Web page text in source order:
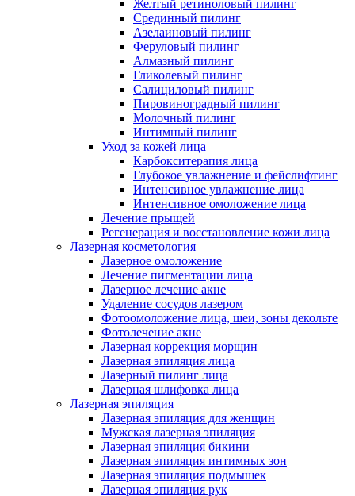
Желтый ретиноловый пилинг
Срединный пилинг
Азелаиновый пилинг
Феруловый пилинг
Алмазный пилинг
Гликолевый пилинг
Салициловый пилинг
Пировиноградный пилинг
Молочный пилинг
Интимный пилинг
Уход за кожей лица
Карбокситерапия лица
Глубокое увлажнение и фейслифтинг
Интенсивное увлажнение лица
Интенсивное омоложение лица
Лечение прыщей
Регенерация и восстановление кожи лица
Лазерная косметология
Лазерное омоложение
Лечение пигментации лица
Лазерное лечение акне
Удаление сосудов лазером
Фотоомоложение лица, шеи, зоны декольте
Фотолечение акне
Лазерная коррекция морщин
Лазерная эпиляция лица
Лазерный пилинг лица
Лазерная шлифовка лица
Лазерная эпиляция
Лазерная эпиляция для женщин
Мужская лазерная эпиляция
Лазерная эпиляция бикини
Лазерная эпиляция интимных зон
Лазерная эпиляция подмышек
Лазерная эпиляция рук